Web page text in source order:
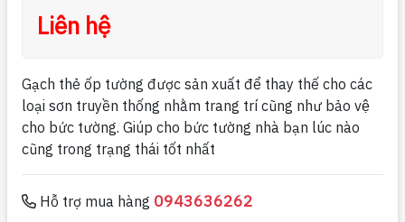
Liên hệ
Gạch thẻ ốp tường được sản xuất để thay thế cho các
loại sơn truyền thống nhằm trang trí cũng như bảo vệ
cho bức tường. Giúp cho bức tường nhà bạn lúc nào
cũng trong trạng thái tốt nhất
Hỗ trợ mua hàng 0943636262